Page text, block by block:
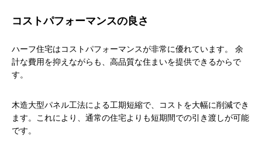
コストパフォーマンスの良さ
ハーフ住宅はコストパフォーマンスが非常に優れています。 余
計な費用を抑えながらも、高品質な住まいを提供できるからで
す。
木造大型パネル工法による工期短縮で、コストを大幅に削減でき
ます。これにより、通常の住宅よりも短期間での引き渡しが可能
です。